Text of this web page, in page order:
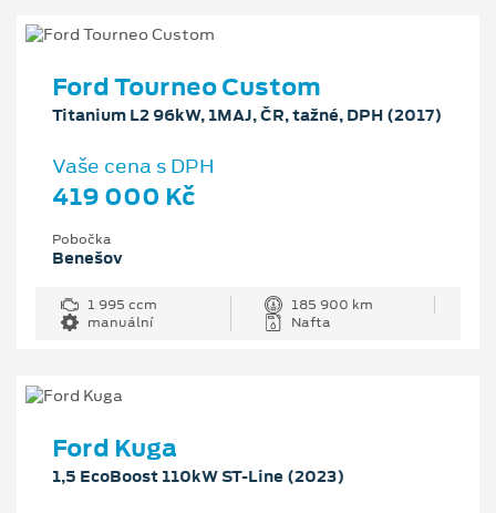
Ford Tourneo Custom
Titanium L2 96kW, 1MAJ, ČR, tažné, DPH (2017)
Vaše cena s DPH
419 000 Kč
Pobočka
Benešov
1 995 ccm
185 900 km
manuální
Nafta
Ford Kuga
1,5 EcoBoost 110kW ST-Line (2023)